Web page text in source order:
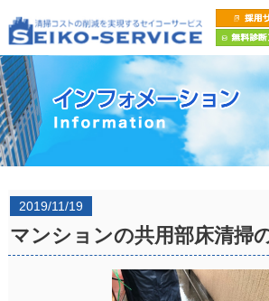
2019/11/19
マンションの共用部床清掃